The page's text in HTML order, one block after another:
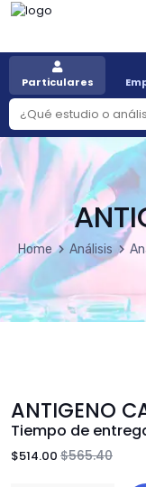
Particulares
Home Análisis
ANTIGENO
Tiempo de
$514.00 $565.40